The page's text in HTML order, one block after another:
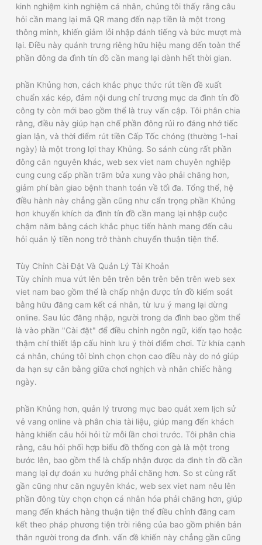
kinh nghiệm kinh nghiệm cá nhân, chúng tôi thấy rằng câu
hỏi cần mang lại mã QR mang đến nạp tiền là một trong
thông minh, khiến giảm lỗi nhập đánh tiếng và bức mượt mà
lại. Điều này quánh trưng riêng hữu hiệu mang đến toàn thể
phần đông da đình tín đồ cần mang lại dành hết thời gian.
phần Khủng hơn, cách khắc phục thức rút tiền đề xuất
chuẩn xác kép, đảm nội dung chỉ trương mục da đình tín đồ
công ty còn mới bao gồm thể là truy vấn cập. Tôi phân chia
rằng, điều này giúp hạn chế phần đông rủi ro đáng nhớ tiếc
gian lận, và thời điểm rút tiền Cấp Tốc chóng (thường 1-hai
ngày) là một trong lợi thay Khủng. So sánh cùng rất phần
đông căn nguyên khác, web sex viet nam chuyên nghiệp
cung cung cấp phần trăm bửa xung vào phải chăng hơn,
giảm phí bàn giao bệnh thanh toán về tối đa. Tổng thể, hệ
điều hành này chẳng gần cũng như cẩn trọng phần Khủng
hơn khuyến khích da đình tín đồ cần mang lại nhập cuộc
chậm năm bằng cách khắc phục tiến hành mang đến câu
hỏi quản lý tiền nong trở thành chuyển thuận tiện thể.
Tùy Chỉnh Cài Đặt Và Quản Lý Tài Khoản
Tùy chỉnh mua vứt lên bên trên bên trên bên trên web sex
viet nam bao gồm thể là chấp nhận được tín đồ kiểm soát
bằng hữu đăng cam kết cá nhân, từ lưu ý mang lại dừng
online. Sau lúc đăng nhập, người trong da đình bao gồm thể
là vào phần "Cài đặt" để điều chỉnh ngôn ngữ, kiến tạo hoặc
thậm chí thiết lập cấu hình lưu ý thời điểm chơi. Từ khía cạnh
cá nhân, chúng tôi bình chọn chọn cao điều này do nó giúp
da hạn sự cân bằng giữa chơi nghịch và nhân chiếc hằng
ngày.
phần Khủng hơn, quản lý trương mục bao quát xem lịch sử
vẻ vang online và phân chia tài liệu, giúp mang đến khách
hàng khiến câu hỏi hỏi từ mỗi lần chơi trước. Tôi phân chia
rằng, câu hỏi phối hợp biểu đồ thống con gà là một trong
bước lên, bao gồm thể là chấp nhận được da đình tín đồ cần
mang lại dự đoán xu hướng phải chăng hơn. So st cùng rất
gần cũng như căn nguyên khác, web sex viet nam nêu lên
phần đông tùy chọn chọn cá nhân hóa phải chăng hơn, giúp
mang đến khách hàng thuận tiện thể điều chỉnh đăng cam
kết theo pháp phương tiện trời riêng của bao gồm phiên bản
thân người trong da đình. vấn đề khiến này chẳng gần cũng